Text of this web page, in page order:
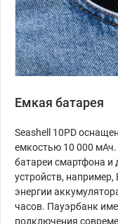
Емкая батарея
Seashell 10PD
емкостью 10 000 мАч.
батареи смартфона и
устройств,
энергии
часов. Пауэрбанк
подключения